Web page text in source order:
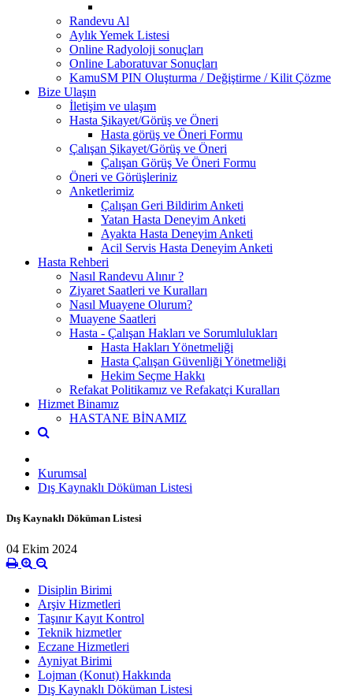
Randevu Al
Aylık Yemek Listesi
Online Radyoloji sonuçları
Online Laboratuvar Sonuçları
KamuSM PIN Oluşturma / Değiştirme / Kilit Çözme
Bize Ulaşın
İletişim ve ulaşım
Hasta Şikayet/Görüş ve Öneri
Hasta görüş ve Öneri Formu
Çalışan Şikayet/Görüş ve Öneri
Çalışan Görüş Ve Öneri Formu
Öneri ve Görüşleriniz
Anketlerimiz
Çalışan Geri Bildirim Anketi
Yatan Hasta Deneyim Anketi
Ayakta Hasta Deneyim Anketi
Acil Servis Hasta Deneyim Anketi
Hasta Rehberi
Nasıl Randevu Alınır ?
Ziyaret Saatleri ve Kuralları
Nasıl Muayene Olurum?
Muayene Saatleri
Hasta - Çalışan Hakları ve Sorumlulukları
Hasta Hakları Yönetmeliği
Hasta Çalışan Güvenliği Yönetmeliği
Hekim Seçme Hakkı
Refakat Politikamız ve Refakatçi Kuralları
Hizmet Binamız
HASTANE BİNAMIZ
Kurumsal
Dış Kaynaklı Döküman Listesi
Dış Kaynaklı Döküman Listesi
04 Ekim 2024
Disiplin Birimi
Arşiv Hizmetleri
Taşınır Kayıt Kontrol
Teknik hizmetler
Eczane Hizmetleri
Ayniyat Birimi
Lojman (Konut) Hakkında
Dış Kaynaklı Döküman Listesi